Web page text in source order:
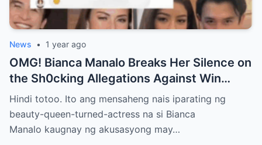
News • 1 year ago
OMG! Bianca Manalo Breaks Her Silence on
the Sh0cking Allegations Against Win
Gatchalian—What She Has to Say Will
Leave You Speechless!
Hindi totoo. Ito ang mensaheng nais iparating ng
beauty-queen-turned-actress na si Bianca
Manalo kaugnay ng akusasyong may…